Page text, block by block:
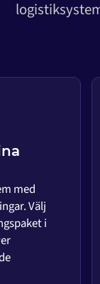
med
Välj
i